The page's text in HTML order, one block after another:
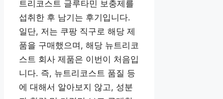
트리코스트 글루타민 보충제를
섭취한 후 남기는 후기입니다.
일단, 저는 쿠팡 직구로 해당 제
품을 구매했으며, 해당 뉴트리코
스트 회사 제품은 이번이 처음입
니다. 즉, 뉴트리코스트 품질 등
에 대해서 알아보지 않고, 성분